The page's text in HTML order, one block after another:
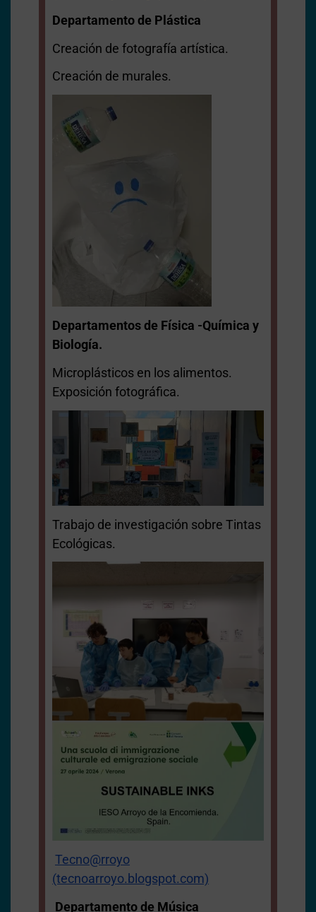
Departamento de Plástica
Creación de fotografía artística.
Creación de murales.
Departamentos de Física -Química y
Biología.
Microplásticos en los alimentos.
Exposición fotográfica.
Trabajo de investigación sobre Tintas
Ecológicas.
Tecno@rroyo
(tecnoarroyo.blogspot.com)
Departamento de Música